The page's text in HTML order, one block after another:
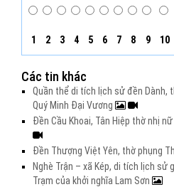
1 2 3 4 5 6 7 8 9 10
Các tin khác
Quần thể di tích lịch sử đền Dành,
Quý Minh Đại Vương
Đền Cầu Khoai, Tân Hiệp thờ nhị
Đền Thượng Việt Yên, thờ phụng
Nghè Trận – xã Kép, di tích lịch sử
Trạm của khởi nghĩa Lam Sơn